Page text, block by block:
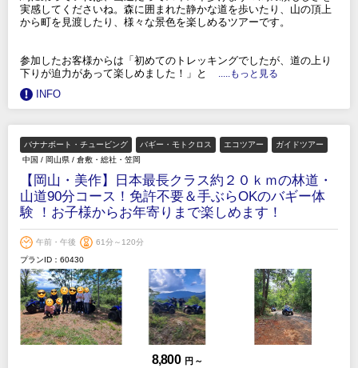
実感してくださいね。森に囲まれた静かな道を歩いたり、山の頂上
から町を見渡したり、様々な景色を楽しめるツアーです。
参加したお客様からは「初めてのトレッキングでしたが、道の上り
下りが迫力があって楽しめました！」と
.....もっと見る
INFO
バナナボート・チュービング バギー・モトクロス エコツアー
ガイドツアー
中国 / 岡山県 / 倉敷・総社・笠岡
【岡山・美作】日本最長クラス約２０ｋｍの林道・
山道90分コース！免許不要＆手ぶらOKのバギー体
験 ！お子様からお年寄りまで楽しめます！
午前・午後
61分～120分
プランID：60430
8,800 円 ～